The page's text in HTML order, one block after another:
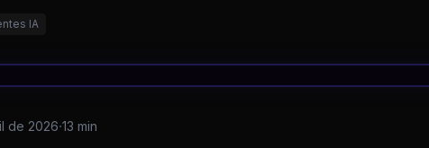
IA
de 2026·13 min